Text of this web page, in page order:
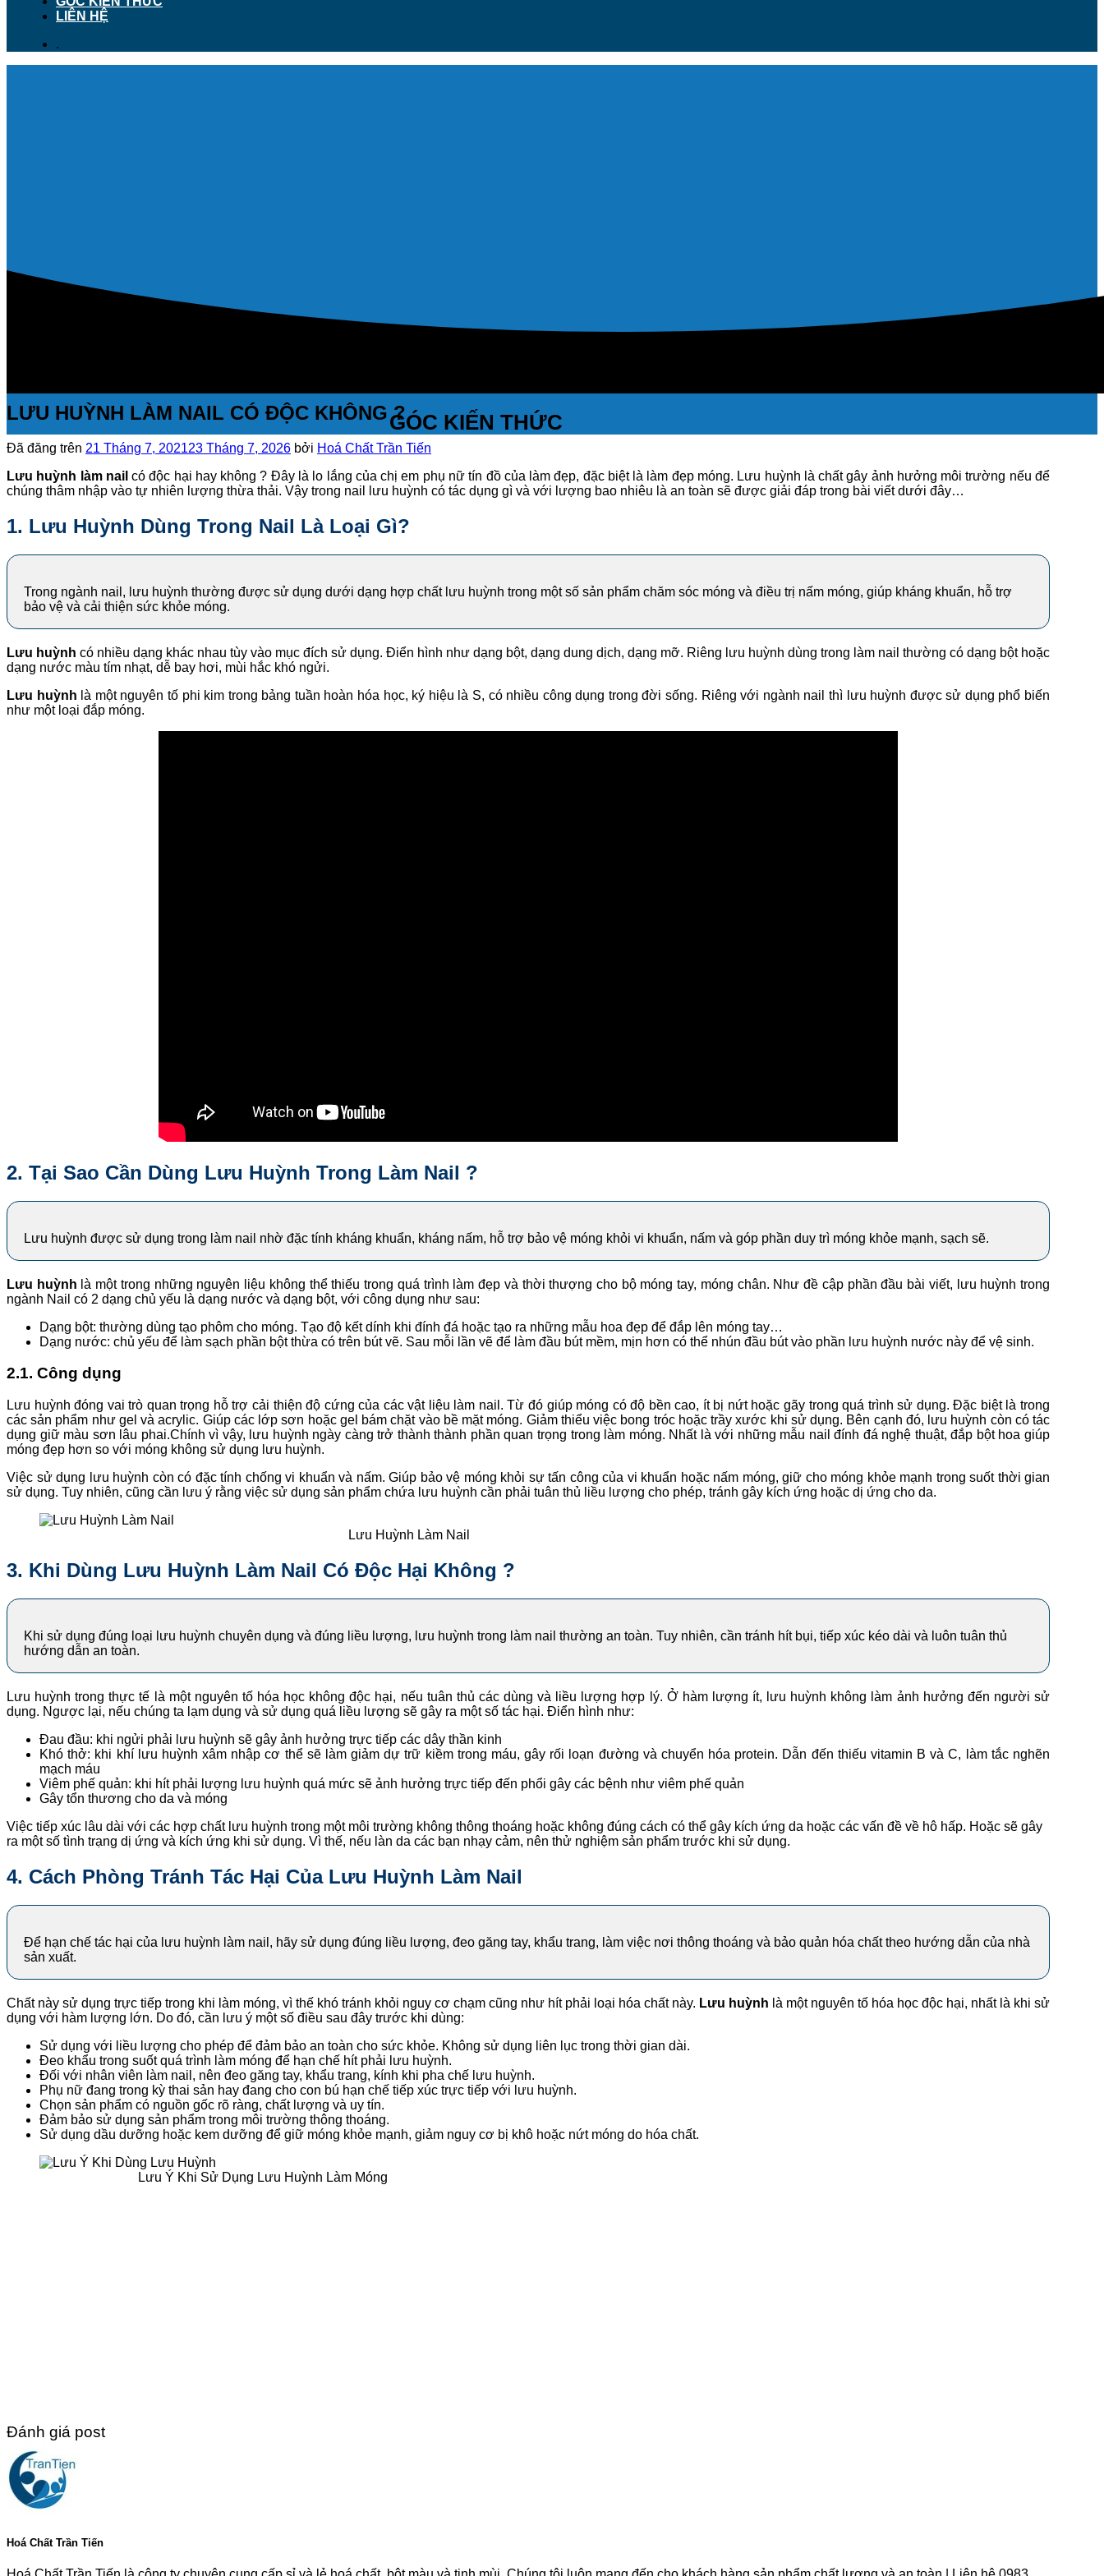
LIÊN HỆ
.
GÓC KIẾN THỨC
LƯU HUỲNH LÀM NAIL CÓ ĐỘC KHÔNG ?
Đã đăng trên 21 Tháng 7, 202123 Tháng 7, 2026 bởi Hoá Chất Trần Tiến
Lưu huỳnh làm nail có độc hại hay không ? Đây là lo lắng của chị em phụ nữ tín đồ của làm đẹp, đặc biệt là làm đẹp móng. Lưu huỳnh là chất gây ảnh hưởng môi trường nếu để
chúng thâm nhập vào tự nhiên lượng thừa thải. Vậy trong nail lưu huỳnh có tác dụng gì và với lượng bao nhiêu là an toàn sẽ được giải đáp trong bài viết dưới đây…
1. Lưu Huỳnh Dùng Trong Nail Là Loại Gì?
Trong ngành nail, lưu huỳnh thường được sử dụng dưới dạng hợp chất lưu huỳnh trong một số sản phẩm chăm sóc móng và điều trị nấm móng, giúp kháng khuẩn, hỗ trợ
bảo vệ và cải thiện sức khỏe móng.
Lưu huỳnh có nhiều dạng khác nhau tùy vào mục đích sử dụng. Điển hình như dạng bột, dạng dung dịch, dạng mỡ. Riêng lưu huỳnh dùng trong làm nail thường có dạng bột hoặc
dạng nước màu tím nhạt, dễ bay hơi, mùi hắc khó ngửi.
Lưu huỳnh là một nguyên tố phi kim trong bảng tuần hoàn hóa học, ký hiệu là S, có nhiều công dụng trong đời sống. Riêng với ngành nail thì lưu huỳnh được sử dụng phổ biến
như một loại đắp móng.
2. Tại Sao Cần Dùng Lưu Huỳnh Trong Làm Nail ?
Lưu huỳnh được sử dụng trong làm nail nhờ đặc tính kháng khuẩn, kháng nấm, hỗ trợ bảo vệ móng khỏi vi khuẩn, nấm và góp phần duy trì móng khỏe mạnh, sạch sẽ.
Lưu huỳnh là một trong những nguyên liệu không thể thiếu trong quá trình làm đẹp và thời thượng cho bộ móng tay, móng chân. Như đề cập phần đầu bài viết, lưu huỳnh trong
ngành Nail có 2 dạng chủ yếu là dạng nước và dạng bột, với công dụng như sau:
Dạng bột: thường dùng tạo phôm cho móng. Tạo độ kết dính khi đính đá hoặc tạo ra những mẫu hoa đẹp để đắp lên móng tay…
Dạng nước: chủ yếu để làm sạch phần bột thừa có trên bút vẽ. Sau mỗi lần vẽ để làm đầu bút mềm, mịn hơn có thể nhún đầu bút vào phần lưu huỳnh nước này để vệ sinh.
2.1. Công dụng
Lưu huỳnh đóng vai trò quan trọng hỗ trợ cải thiện độ cứng của các vật liệu làm nail. Từ đó giúp móng có độ bền cao, ít bị nứt hoặc gãy trong quá trình sử dụng. Đặc biệt là trong
các sản phẩm như gel và acrylic. Giúp các lớp sơn hoặc gel bám chặt vào bề mặt móng. Giảm thiểu việc bong tróc hoặc trầy xước khi sử dụng. Bên cạnh đó, lưu huỳnh còn có tác
dụng giữ màu sơn lâu phai.Chính vì vậy, lưu huỳnh ngày càng trở thành thành phần quan trọng trong làm móng. Nhất là với những mẫu nail đính đá nghệ thuật, đắp bột hoa giúp
móng đẹp hơn so với móng không sử dụng lưu huỳnh.
Việc sử dụng lưu huỳnh còn có đặc tính chống vi khuẩn và nấm. Giúp bảo vệ móng khỏi sự tấn công của vi khuẩn hoặc nấm móng, giữ cho móng khỏe mạnh trong suốt thời gian
sử dụng. Tuy nhiên, cũng cần lưu ý rằng việc sử dụng sản phẩm chứa lưu huỳnh cần phải tuân thủ liều lượng cho phép, tránh gây kích ứng hoặc dị ứng cho da.
Lưu Huỳnh Làm Nail
3. Khi Dùng Lưu Huỳnh Làm Nail Có Độc Hại Không ?
Khi sử dụng đúng loại lưu huỳnh chuyên dụng và đúng liều lượng, lưu huỳnh trong làm nail thường an toàn. Tuy nhiên, cần tránh hít bụi, tiếp xúc kéo dài và luôn tuân thủ
hướng dẫn an toàn.
Lưu huỳnh trong thực tế là một nguyên tố hóa học không độc hại, nếu tuân thủ các dùng và liều lượng hợp lý. Ở hàm lượng ít, lưu huỳnh không làm ảnh hưởng đến người sử
dụng. Ngược lại, nếu chúng ta lạm dụng và sử dụng quá liều lượng sẽ gây ra một số tác hại. Điển hình như:
Đau đầu: khi ngửi phải lưu huỳnh sẽ gây ảnh hưởng trực tiếp các dây thần kinh
Khó thở: khi khí lưu huỳnh xâm nhập cơ thể sẽ làm giảm dự trữ kiềm trong máu, gây rối loạn đường và chuyển hóa protein. Dẫn đến thiếu vitamin B và C, làm tắc nghẽn
mạch máu
Viêm phế quản: khi hít phải lượng lưu huỳnh quá mức sẽ ảnh hưởng trực tiếp đến phổi gây các bệnh như viêm phế quản
Gây tổn thương cho da và móng
Việc tiếp xúc lâu dài với các hợp chất lưu huỳnh trong một môi trường không thông thoáng hoặc không đúng cách có thể gây kích ứng da hoặc các vấn đề về hô hấp. Hoặc sẽ gây
ra một số tình trạng dị ứng và kích ứng khi sử dụng. Vì thế, nếu làn da các bạn nhạy cảm, nên thử nghiệm sản phẩm trước khi sử dụng.
4. Cách Phòng Tránh Tác Hại Của Lưu Huỳnh Làm Nail
Để hạn chế tác hại của lưu huỳnh làm nail, hãy sử dụng đúng liều lượng, đeo găng tay, khẩu trang, làm việc nơi thông thoáng và bảo quản hóa chất theo hướng dẫn của nhà
sản xuất.
Chất này sử dụng trực tiếp trong khi làm móng, vì thế khó tránh khỏi nguy cơ chạm cũng như hít phải loại hóa chất này. Lưu huỳnh là một nguyên tố hóa học độc hại, nhất là khi sử
dụng với hàm lượng lớn. Do đó, cần lưu ý một số điều sau đây trước khi dùng:
Sử dụng với liều lượng cho phép để đảm bảo an toàn cho sức khỏe. Không sử dụng liên lục trong thời gian dài.
Đeo khẩu trong suốt quá trình làm móng để hạn chế hít phải lưu huỳnh.
Đối với nhân viên làm nail, nên đeo găng tay, khẩu trang, kính khi pha chế lưu huỳnh.
Phụ nữ đang trong kỳ thai sản hay đang cho con bú hạn chế tiếp xúc trực tiếp với lưu huỳnh.
Chọn sản phẩm có nguồn gốc rõ ràng, chất lượng và uy tín.
Đảm bảo sử dụng sản phẩm trong môi trường thông thoáng.
Sử dụng dầu dưỡng hoặc kem dưỡng để giữ móng khỏe mạnh, giảm nguy cơ bị khô hoặc nứt móng do hóa chất.
Lưu Ý Khi Sử Dụng Lưu Huỳnh Làm Móng
Đánh giá post
Hoá Chất Trần Tiến